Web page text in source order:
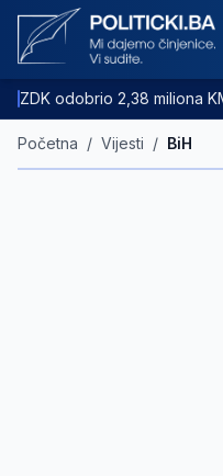
Početna / Vijesti / BiH